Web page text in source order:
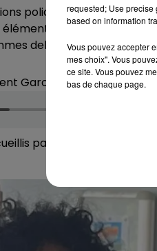
policières sont
» sur les auteurs,
debout ».
Garcia, explique son
par Simon Parmentier
requested; Use precise
based on information
Vous pouvez accepter
mes choix". Vous
ce site. Vous pouvez
bas de chaque page.